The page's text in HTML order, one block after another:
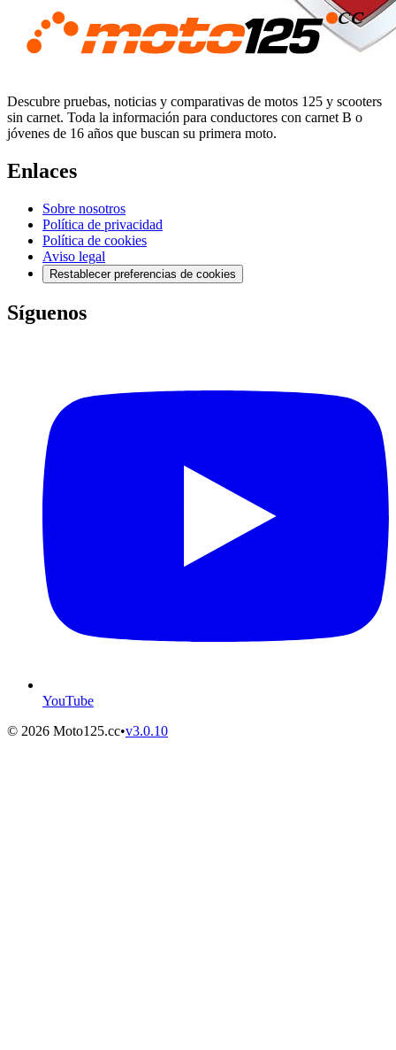
Descubre pruebas, noticias y comparativas de motos 125 y scooters
sin carnet. Toda la información para conductores con carnet B o
jóvenes de 16 años que buscan su primera moto.
Enlaces
Sobre nosotros
Política de privacidad
Política de cookies
Aviso legal
Restablecer preferencias de cookies
Síguenos
YouTube
© 2026 Moto125.cc•v3.0.10